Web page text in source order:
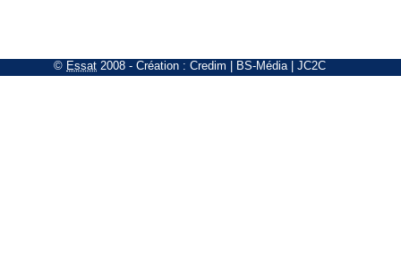
© Essat 2008 - Création : Credim BS-Média| JC2C